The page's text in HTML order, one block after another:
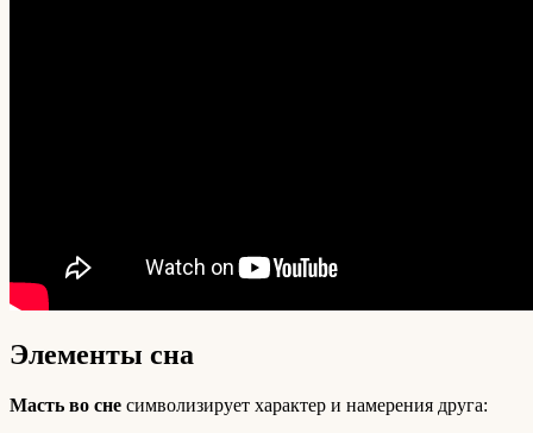
Элементы сна
Масть во сне символизирует характер и намерения друга: